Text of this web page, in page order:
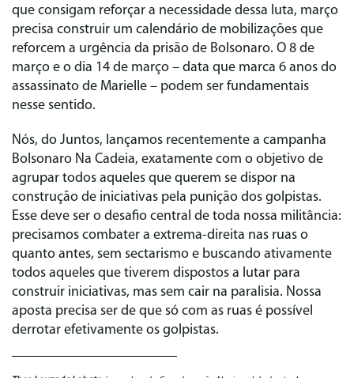
que consigam reforçar a necessidade dessa luta, março
precisa construir um calendário de mobilizações que
reforcem a urgência da prisão de Bolsonaro. O 8 de
março e o dia 14 de março – data que marca 6 anos do
assassinato de Marielle – podem ser fundamentais
nesse sentido.
Nós, do Juntos, lançamos recentemente a campanha
Bolsonaro Na Cadeia, exatamente com o objetivo de
agrupar todos aqueles que querem se dispor na
construção de iniciativas pela punição dos golpistas.
Esse deve ser o desafio central de toda nossa militância:
precisamos combater a extrema-direita nas ruas o
quanto antes, sem sectarismo e buscando ativamente
todos aqueles que tiverem dispostos a lutar para
construir iniciativas, mas sem cair na paralisia. Nossa
aposta precisa ser de que só com as ruas é possível
derrotar efetivamente os golpistas.